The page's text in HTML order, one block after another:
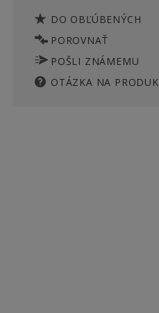
DO OBĽÚBENÝCH
POROVNAŤ
POŠLI ZNÁMEMU
OTÁZKA NA